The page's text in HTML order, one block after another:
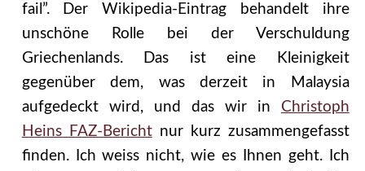
fail”. Der Wikipedia-Eintrag behandelt ihre
unschöne Rolle bei der Verschuldung
Griechenlands. Das ist eine Kleinigkeit
gegenüber dem, was derzeit in Malaysia
aufgedeckt wird, und das wir in Christoph
Heins FAZ-Berichtnur kurz zusammengefasst
finden. Ich weiss nicht, wie es Ihnen geht. Ich